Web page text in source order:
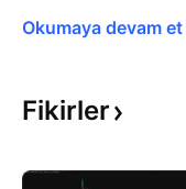
Okumaya devam et
Fikirler